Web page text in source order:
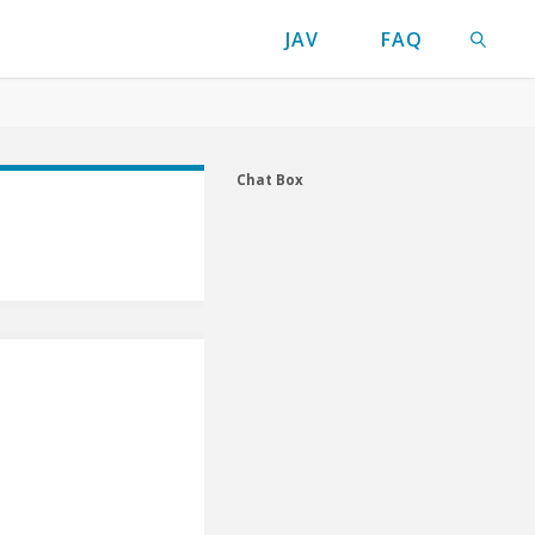
JAV FAQ
Chat Box